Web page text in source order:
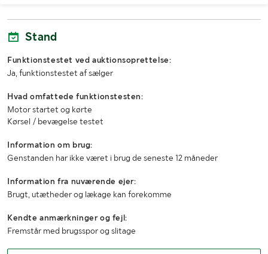
Totalvægt (kg)
Bredde (mm)
Stand
Funktionstestet ved auktionsoprettelse:
Ja, funktionstestet af sælger
Hvad omfattede funktionstesten:
Motor startet og kørte
Kørsel / bevægelse testet
Information om brug:
Genstanden har ikke været i brug de seneste 12 måneder
Information fra nuværende ejer:
Brugt, utætheder og lækage kan forekomme
Kendte anmærkninger og fejl:
Fremstår med brugsspor og slitage